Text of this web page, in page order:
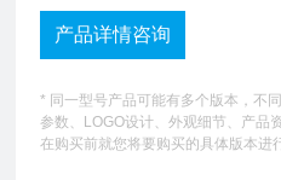
产品详情咨询
* 同一型号产品可能有多个版本，不
参数、LOGO设计、外观细节、产品
在购买前就您将要购买的具体版本进